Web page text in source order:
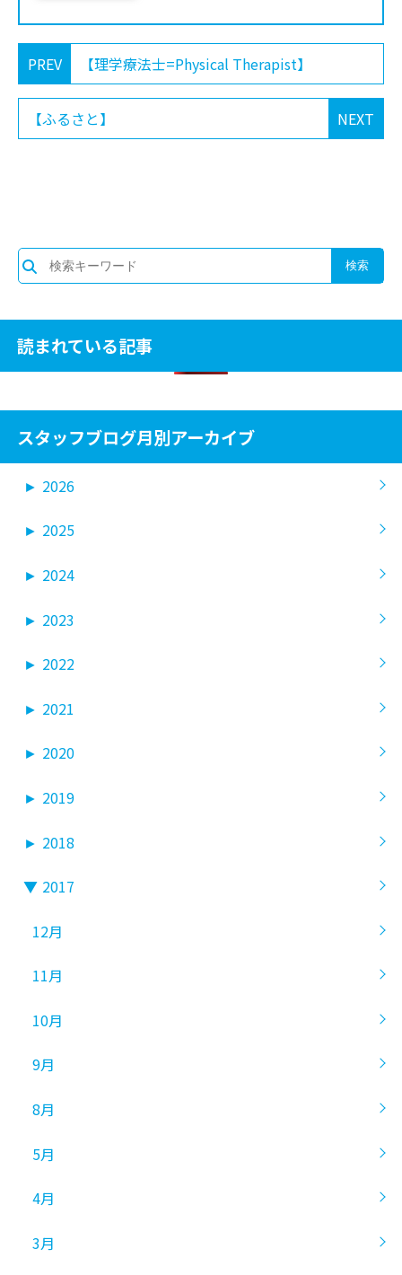
PREV 【理学療法士=Physical Therapist】
NEXT
【ふるさと】
読まれている記事
スタッフブログ月別アーカイブ
► 2026
► 2025
► 2024
► 2023
► 2022
► 2021
► 2020
► 2019
► 2018
▼ 2017
12月
11月
10月
9月
8月
5月
4月
3月